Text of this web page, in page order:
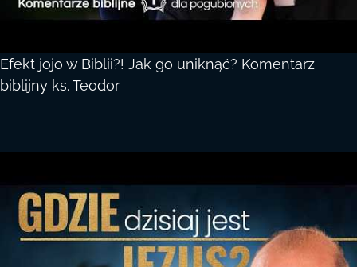
Efekt jojo w Biblii?! Jak go uniknąć? Komentarz
biblijny ks. Teodor